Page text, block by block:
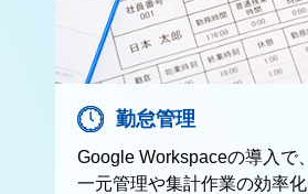
勤怠管理
Google Workspaceの導入で
一元管理や集計作業の効率